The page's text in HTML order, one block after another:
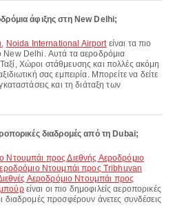
άφιξης στη New Delhi;
, Noida International Airportείναι τα πιο
New Delhi. Αυτά τα αεροδρόμια
Χώροι στάθμευσης και πολλές ακόμη
σας εμπειρία. Μπορείτε να δείτε
και τη διάταξη των
διαδρομές από τη Dubai;
Ντουμπάι προς Διεθνής Αεροδρόμιο
Ντουμπάι προς Tribhuvan
Αεροδρόμιο Ντουμπάι προς
είναι οι πιο δημοφιλείς αεροπορικές
προσφέρουν άνετες συνδέσεις